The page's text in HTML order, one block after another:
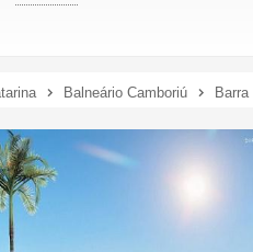
Balneário Camboriú Barra